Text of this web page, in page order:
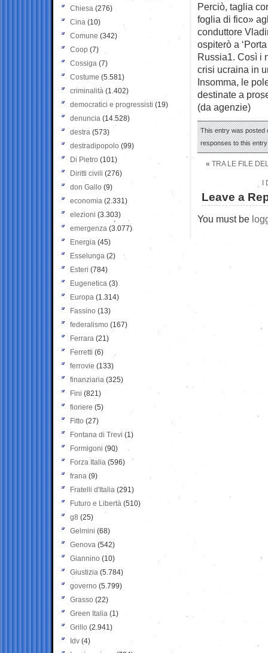
Perciò, taglia
foglia di fico»
conduttore
ospiterò a
Russia1. Così i
crisi ucraina in
Insomma, le
destinate a
(da agenzie)
This entry was posted
responses to this
« TRA LE FILE
Leave a
You must be
Chiesa (276)
Cina (10)
Comune (342)
Coop (7)
Cossiga (7)
Costume (5.581)
criminalità (1.402)
democratici e progressisti (19)
denuncia (14.528)
destra (573)
destradipopolo (99)
Di Pietro (101)
Diritti civili (276)
don Gallo (9)
economia (2.331)
elezioni (3.303)
emergenza (3.077)
Energia (45)
Esselunga (2)
Esteri (784)
Eugenetica (3)
Europa (1.314)
Fassino (13)
federalismo (167)
Ferrara (21)
Ferretti (6)
ferrovie (133)
finanziaria (325)
Fini (821)
fioriere (5)
Fitto (27)
Fontana di Trevi (1)
Formigoni (90)
Forza Italia (596)
frana (9)
Fratelli d'Italia (291)
Futuro e Libertà (510)
g8 (25)
Gelmini (68)
Genova (542)
Giannino (10)
Giustizia (5.784)
governo (5.799)
Grasso (22)
Green Italia (1)
Grillo (2.941)
Idv (4)